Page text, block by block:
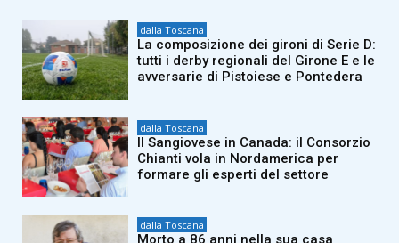
dalla Toscana
La composizione dei gironi di Serie D:
tutti i derby regionali del Girone E e le
avversarie di Pistoiese e Pontedera
dalla Toscana
Il Sangiovese in Canada: il Consorzio
Chianti vola in Nordamerica per
formare gli esperti del settore
dalla Toscana
Morto a 86 anni nella sua casa